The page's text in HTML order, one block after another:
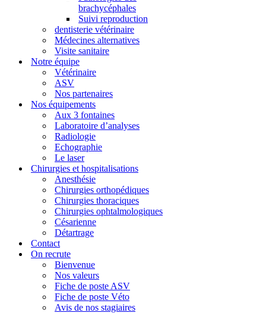
brachycéphales
Suivi reproduction
dentisterie vétérinaire
Médecines alternatives
Visite sanitaire
Notre équipe
Vétérinaire
ASV
Nos partenaires
Nos équipements
Aux 3 fontaines
Laboratoire d’analyses
Radiologie
Echographie
Le laser
Chirurgies et hospitalisations
Anesthésie
Chirurgies orthopédiques
Chirurgies thoraciques
Chirurgies ophtalmologiques
Césarienne
Détartrage
Contact
On recrute
Bienvenue
Nos valeurs
Fiche de poste ASV
Fiche de poste Véto
Avis de nos stagiaires